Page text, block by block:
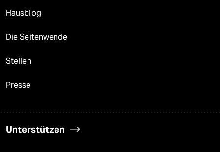
Hausblog
Die Seitenwende
Stellen
Presse
Unterstützen